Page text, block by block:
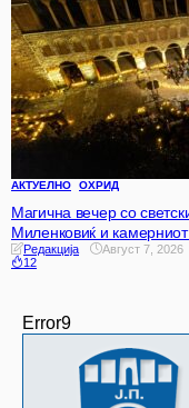
АКТУЕЛНО ОХРИД
Магична вечер со
Миленковиќ и
Редакција
Август 7, 2026
12
Error9